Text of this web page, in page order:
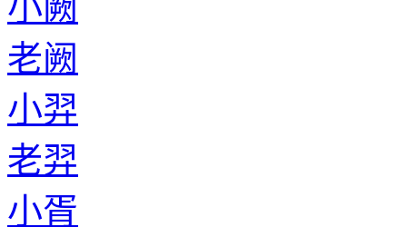
老阙
小羿
老羿
小胥